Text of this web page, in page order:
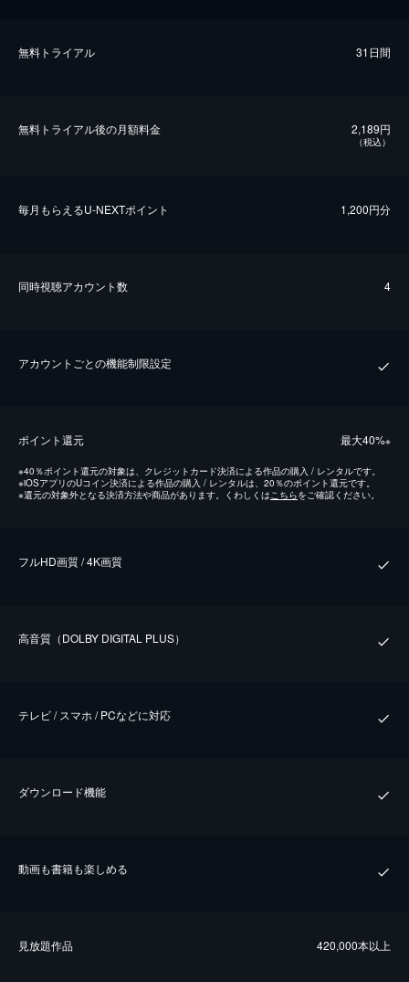
無料トライアル 31日間
無料トライアル後の⽉額料金 2,189円
（税込）
毎⽉もらえるU-NEXTポイント 1,200円分
同時視聴アカウント数 4
アカウントごとの機能制限設定
ポイント還元 最⼤40%※
※40％ポイント還元の対象は、クレジットカード決済による作品の購入 / レンタルです。
※iOSアプリのUコイン決済による作品の購入 / レンタルは、20％のポイント還元です。
※還元の対象外となる決済方法や商品があります。くわしくはこちらをご確認ください。
フルHD画質 / 4K画質
⾼⾳質（DOLBY DIGITAL PLUS）
テレビ / スマホ / PCなどに対応
ダウンロード機能
動画も書籍も楽しめる
⾒放題作品 420,000本以上